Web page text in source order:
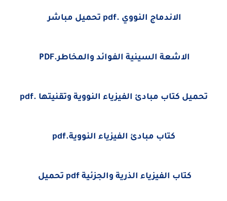
الاندماج النووي .pdf تحميل مباشر
الاشعة السينية الفوائد والمخاطر.PDF
تحميل كتاب مبادئ الفيزياء النووية وتقنيتها .pdf
كتاب مبادئ الفيزياء النووية.pdf
كتاب الفيزياء الذرية والجزئية pdf تحميل